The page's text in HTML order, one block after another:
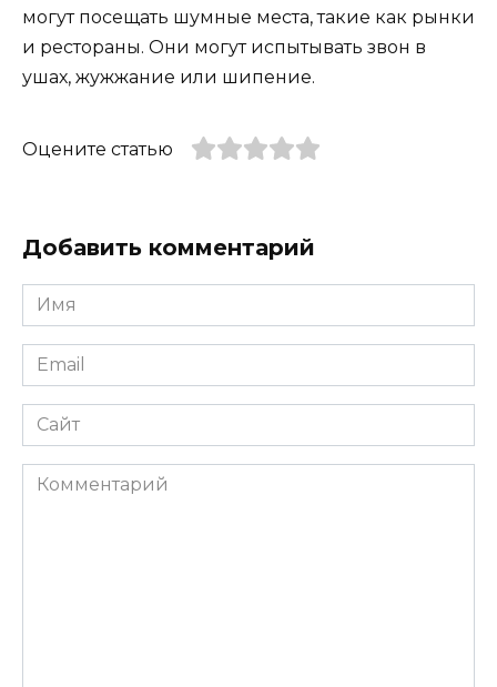
могут посещать шумные места, такие как рынки
и рестораны. Они могут испытывать звон в
ушах, жужжание или шипение.
Оцените статью
Добавить комментарий
Имя
*
Email
*
Сайт
Комментарий